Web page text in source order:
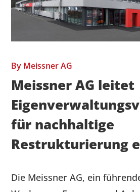
By Meissner AG
Meissner AG leitet
für nachhaltige
Restrukturierung
Die Meissner AG, ein